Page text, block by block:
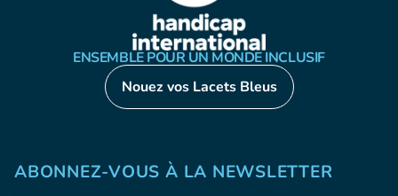
ENSEMBLE POUR UN MONDE INCLUSIF
Nouez vos Lacets Bleus
ABONNEZ-VOUS À LA NEWSLETTER